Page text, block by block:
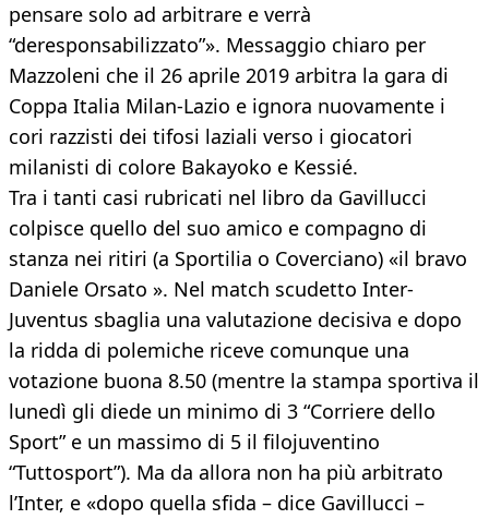
pensare solo ad arbitrare e verrà
“deresponsabilizzato”». Messaggio chiaro per
Mazzoleni che il 26 aprile 2019 arbitra la gara di
Coppa Italia Milan-Lazio e ignora nuovamente i
cori razzisti dei tifosi laziali verso i giocatori
milanisti di colore Bakayoko e Kessié.
Tra i tanti casi rubricati nel libro da Gavillucci
colpisce quello del suo amico e compagno di
stanza nei ritiri (a Sportilia o Coverciano) «il bravo
Daniele Orsato ». Nel match scudetto Inter-
Juventus sbaglia una valutazione decisiva e dopo
la ridda di polemiche riceve comunque una
votazione buona 8.50 (mentre la stampa sportiva il
lunedì gli diede un minimo di 3 “Corriere dello
Sport” e un massimo di 5 il filojuventino
“Tuttosport”). Ma da allora non ha più arbitrato
l’Inter, e «dopo quella sfida – dice Gavillucci –